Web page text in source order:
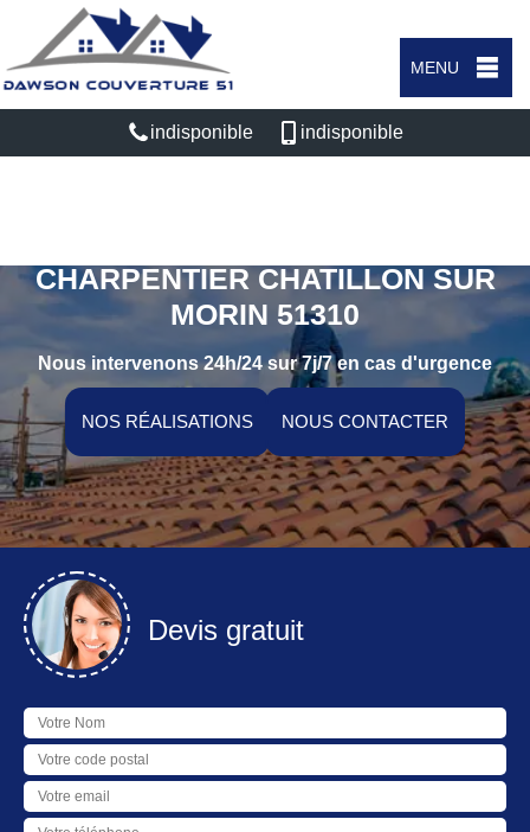
MENU
indisponible indisponible
CHARPENTIER CHATILLON SUR
MORIN 51310
Nous intervenons 24h/24 sur 7j/7 en cas d'urgence
NOS RÉALISATIONS NOUS CONTACTER
Devis gratuit